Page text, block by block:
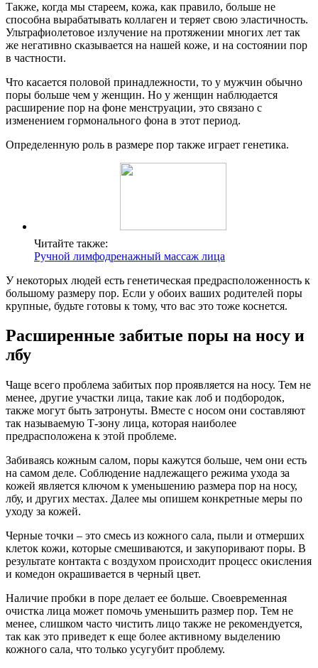
Также, когда мы стареем, кожа, как правило, больше не
способна вырабатывать коллаген и теряет свою эластичность.
Ультрафиолетовое излучение на протяжении многих лет так
же негативно сказывается на нашей коже, и на состоянии пор
в частности.
Что касается половой принадлежности, то у мужчин обычно
поры больше чем у женщин. Но у женщин наблюдается
расширение пор на фоне менструации, это связано с
изменением гормонального фона в этот период.
Определенную роль в размере пор также играет генетика.
Читайте также:
Ручной лимфодренажный массаж лица
У некоторых людей есть генетическая предрасположенность к
большому размеру пор. Если у обоих ваших родителей поры
крупные, будьте готовы к тому, что вас это тоже коснется.
Расширенные забитые поры на носу и
лбу
Чаще всего проблема забитых пор проявляется на носу. Тем не
менее, другие участки лица, такие как лоб и подбородок,
также могут быть затронуты. Вместе с носом они составляют
так называемую Т-зону лица, которая наиболее
предрасположена к этой проблеме.
Забиваясь кожным салом, поры кажутся больше, чем они есть
на самом деле. Соблюдение надлежащего режима ухода за
кожей является ключом к уменьшению размера пор на носу,
лбу, и других местах. Далее мы опишем конкретные меры по
уходу за кожей.
Черные точки – это смесь из кожного сала, пыли и отмерших
клеток кожи, которые смешиваются, и закупоривают поры. В
результате контакта с воздухом происходит процесс окисления
и комедон окрашивается в черный цвет.
Наличие пробки в поре делает ее больше. Своевременная
очистка лица может помочь уменьшить размер пор. Тем не
менее, слишком часто чистить лицо также не рекомендуется,
так как это приведет к еще более активному выделению
кожного сала, что только усугубит проблему.